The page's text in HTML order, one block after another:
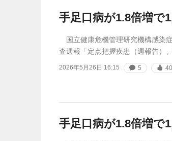
手足口病が1.8倍増で
国立健康危機管理研究機構感染
査週報「定点把握疾患（週報告）
2026年5月26日 16:15 5 40
手足口病が1.8倍増で